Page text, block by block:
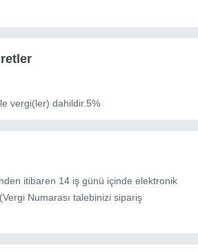
vergi(ler) dahildir.5%
itibaren 14 iş günü içinde elektronik
Numarası talebinizi sipariş